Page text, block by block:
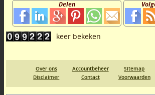
Delen
Over ons Accountbeheer Sitemap
Disclaimer
Contact Voorwaarden